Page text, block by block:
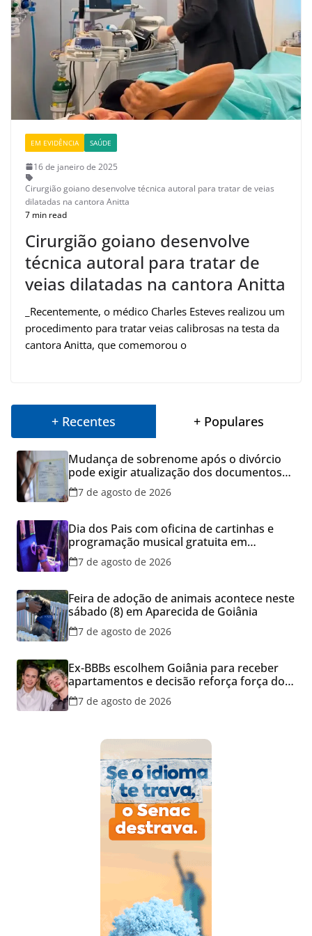
EM EVIDÊNCIA SAÚDE
16 de janeiro de 2025
Cirurgião goiano desenvolve técnica autoral para tratar de veias
dilatadas na cantora Anitta
7 min read
Cirurgião goiano desenvolve
técnica autoral para tratar de
veias dilatadas na cantora Anitta
_Recentemente, o médico Charles Esteves realizou um
procedimento para tratar veias calibrosas na testa da
cantora Anitta, que comemorou o
+ Recentes + Populares
Mudança de sobrenome após o divórcio
pode exigir atualização dos documentos
dos filhos para evitar transtornos
7 de agosto de 2026
Dia dos Pais com oficina de cartinhas e
programação musical gratuita em
Aparecida de Goiânia
7 de agosto de 2026
Feira de adoção de animais acontece neste
sábado (8) em Aparecida de Goiânia
7 de agosto de 2026
Ex-BBBs escolhem Goiânia para receber
apartamentos e decisão reforça força do
mercado imobiliário da capital
7 de agosto de 2026